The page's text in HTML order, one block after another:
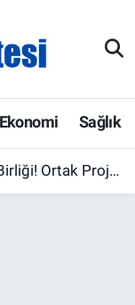
Ekonomi Sağlık
İçin İlk Adım Atıldı